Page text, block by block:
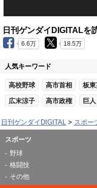
日刊ゲンダイDIGITALを
6.6万 18.5万
人気キーワード
高校野球 高市首相 板
広末涼子 高市政権 巨人
日刊ゲンダイDIGITAL スポー
スポーツ
野球
格闘技
その他